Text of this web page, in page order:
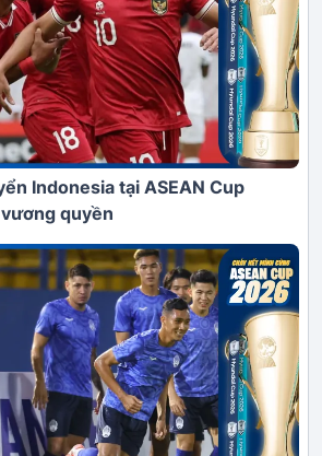
Indonesia tại ASEAN Cup
quyền